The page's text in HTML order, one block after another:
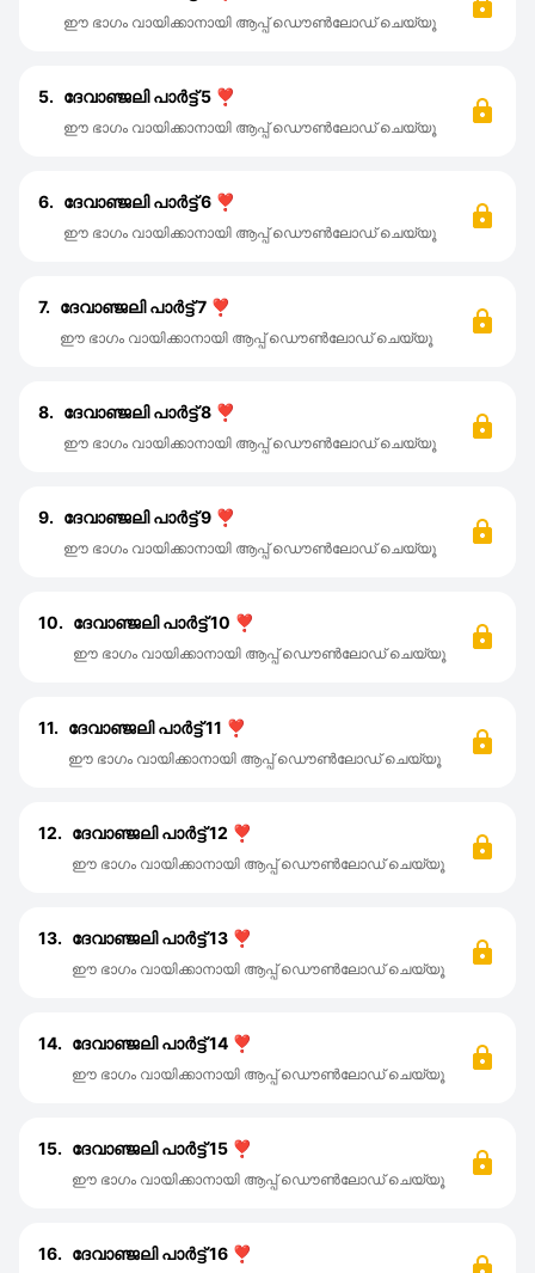
ഈ ഭാഗം വായിക്കാനായി ആപ്പ് ഡൌൺലോഡ് ചെയ്യൂ
5. ദേവാഞ്ജലി പാർട്ട്‌ 5 ❣️
ഈ ഭാഗം വായിക്കാനായി ആപ്പ് ഡൌൺലോഡ് ചെയ്യൂ
6. ദേവാഞ്ജലി പാർട്ട്‌ 6 ❣️
ഈ ഭാഗം വായിക്കാനായി ആപ്പ് ഡൌൺലോഡ് ചെയ്യൂ
7. ദേവാഞ്ജലി പാർട്ട്‌ 7 ❣️
ഈ ഭാഗം വായിക്കാനായി ആപ്പ് ഡൌൺലോഡ് ചെയ്യൂ
8. ദേവാഞ്ജലി പാർട്ട്‌ 8 ❣️
ഈ ഭാഗം വായിക്കാനായി ആപ്പ് ഡൌൺലോഡ് ചെയ്യൂ
9. ദേവാഞ്ജലി പാർട്ട്‌ 9 ❣️
ഈ ഭാഗം വായിക്കാനായി ആപ്പ് ഡൌൺലോഡ് ചെയ്യൂ
10. ദേവാഞ്ജലി പാർട്ട്‌ 10 ❣️
ഈ ഭാഗം വായിക്കാനായി ആപ്പ് ഡൌൺലോഡ് ചെയ്യൂ
11. ദേവാഞ്ജലി പാർട്ട്‌ 11 ❣️
ഈ ഭാഗം വായിക്കാനായി ആപ്പ് ഡൌൺലോഡ് ചെയ്യൂ
12. ദേവാഞ്ജലി പാർട്ട്‌ 12 ❣️
ഈ ഭാഗം വായിക്കാനായി ആപ്പ് ഡൌൺലോഡ് ചെയ്യൂ
13. ദേവാഞ്ജലി പാർട്ട്‌ 13 ❣️
ഈ ഭാഗം വായിക്കാനായി ആപ്പ് ഡൌൺലോഡ് ചെയ്യൂ
14. ദേവാഞ്ജലി പാർട്ട്‌ 14 ❣️
ഈ ഭാഗം വായിക്കാനായി ആപ്പ് ഡൌൺലോഡ് ചെയ്യൂ
15. ദേവാഞ്ജലി പാർട്ട്‌ 15 ❣️
ഈ ഭാഗം വായിക്കാനായി ആപ്പ് ഡൌൺലോഡ് ചെയ്യൂ
16. ദേവാഞ്ജലി പാർട്ട്‌ 16 ❣️